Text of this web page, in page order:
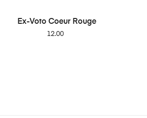
Ex-Voto Coeur Rouge
Price
12.00